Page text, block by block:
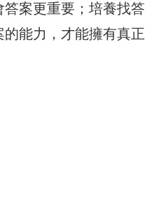
案更重要；培養找答
能力，才能擁有真正